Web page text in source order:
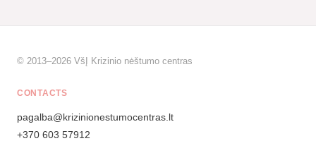
© 2013–2026 VšĮ Krizinio nėštumo centras
CONTACTS
pagalba@krizinionestumocentras.lt
+370 603 57912